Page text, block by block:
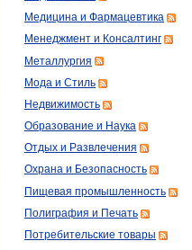
Медицина и Фармацевтика
Менеджмент и Консалтинг
Металлургия
Мода и Стиль
Недвижимость
Образование и Наука
Отдых и Развлечения
Охрана и Безопасность
Пищевая промышленность
Полиграфия и Печать
Потребительские товары